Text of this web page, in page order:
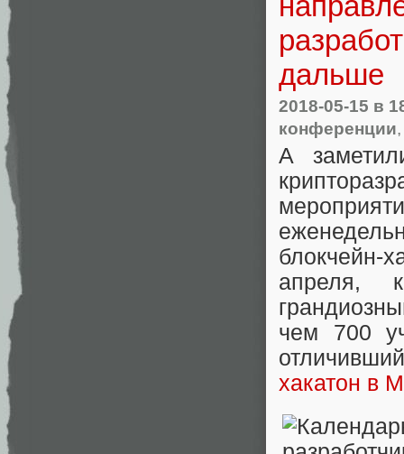
дальше
2018-05-15 в
конференции
А
апреля,
чем 700
хакатон в